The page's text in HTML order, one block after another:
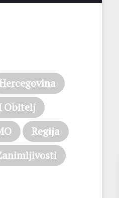
Obitelj
Regija